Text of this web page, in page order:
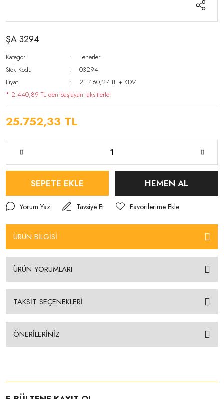
ŞA 3294
Kategori
Fenerler
Stok Kodu
03294
Fiyat
21.460,27 TL + KDV
* 2.440,89 TL den başlayan taksitlerle!
25.752,33 TL
SEPETE EKLE HEMEN AL
Yorum Yaz Tavsiye Et
ÜRÜN BİLGİSİ
ÜRÜN YORUMLARI
TAKSİT SEÇENEKLERİ
ÖNERİLERİNİZ